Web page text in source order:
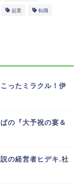
起業 転職
ったミラクル！伊
の『大予祝の宴＆
の経営者ヒデキ.社